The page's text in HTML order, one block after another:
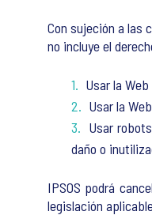
Con sujeción a las
no incluye el
Usar la
Usar la
Usar
daño o
IPSOS podrá
legislación